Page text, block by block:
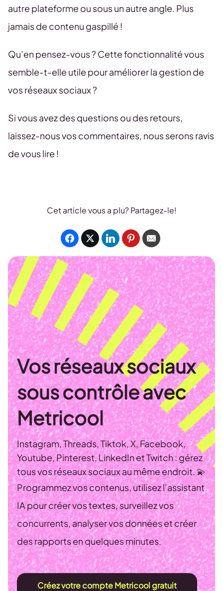
autre plateforme ou sous un autre angle. Plus
jamais de contenu gaspillé !
Qu’en pensez-vous ? Cette fonctionnalité vous
semble-t-elle utile pour améliorer la gestion de
vos réseaux sociaux ?
Si vous avez des questions ou des retours,
laissez-nous vos commentaires, nous serons ravis
de vous lire !
Cet article vous a plu? Partagez-le!
Vos réseaux sociaux
sous contrôle avec
Metricool
Instagram, Threads, Tiktok, X, Facebook,
Youtube, Pinterest, LinkedIn et Twitch : gérez
tous vos réseaux sociaux au même endroit. 💫
Programmez vos contenus, utilisez l’assistant
IA pour créer vos textes, surveillez vos
concurrents, analyser vos données et créer
des rapports en quelques minutes.
Créez votre compte Metricool gratuit